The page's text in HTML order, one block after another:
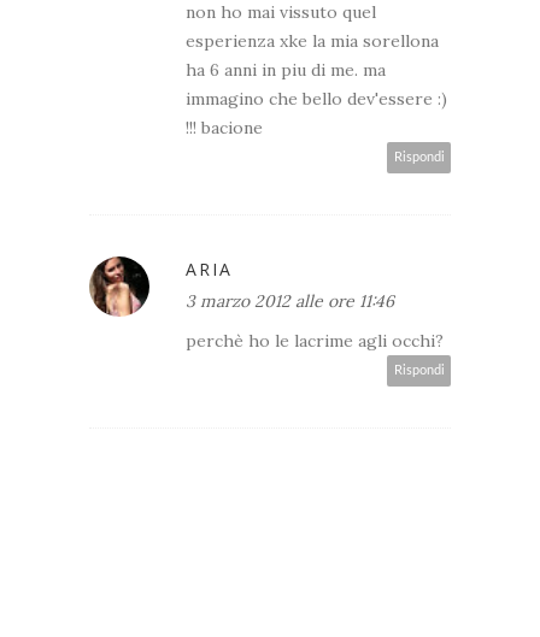
non ho mai vissuto quel
esperienza xke la mia sorellona
ha 6 anni in piu di me. ma
immagino che bello dev'essere :)
!!! bacione
Rispondi
ARIA
3 marzo 2012 alle ore 11:46
perchè ho le lacrime agli occhi?
Rispondi